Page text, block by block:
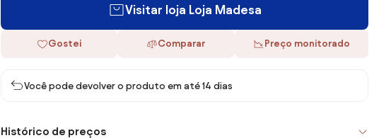
Visitar loja Loja Madesa
Gostei Comparar Preço monitorado
Você pode devolver o produto em até 14 dias
Histórico de preços